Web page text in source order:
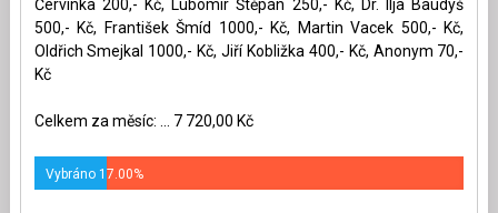
Červinka 200,- Kč, Lubomír Štěpán 250,- Kč, Dr. Ilja Baudyš
500,- Kč, František Šmíd 1000,- Kč, Martin Vacek 500,- Kč,
Oldřich Smejkal 1000,- Kč, Jiří Kobližka 400,- Kč, Anonym 70,-
Kč
Celkem za měsíc: ... 7 720,00 Kč
Vybráno 17.00%